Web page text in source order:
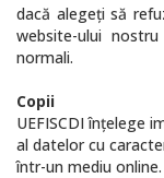
dacă alegeţi să
website-ului
normali.
Copii
UEFISCDI înţelege
al datelor cu
într-un mediu online.